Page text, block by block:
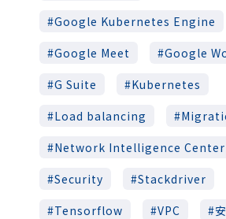
Google Kubernetes Engine
Google Meet
Google
G Suite
Kubernetes
Load balancing
Network Intelligence Center
Security
Stackdriver
Tensorflow
VPC